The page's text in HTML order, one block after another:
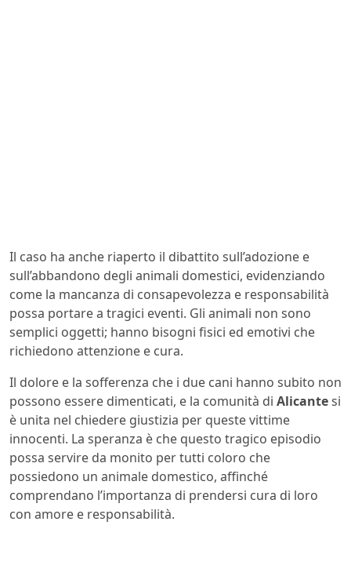
Il caso ha anche riaperto il dibattito sull’adozione e
sull’abbandono degli animali domestici, evidenziando
come la mancanza di consapevolezza e responsabilità
possa portare a tragici eventi. Gli animali non sono
semplici oggetti; hanno bisogni fisici ed emotivi che
richiedono attenzione e cura.
Il dolore e la sofferenza che i due cani hanno subito non
possono essere dimenticati, e la comunità di Alicantesi
è unita nel chiedere giustizia per queste vittime
innocenti. La speranza è che questo tragico episodio
possa servire da monito per tutti coloro che
possiedono un animale domestico, affinché
comprendano l’importanza di prendersi cura di loro
con amore e responsabilità.